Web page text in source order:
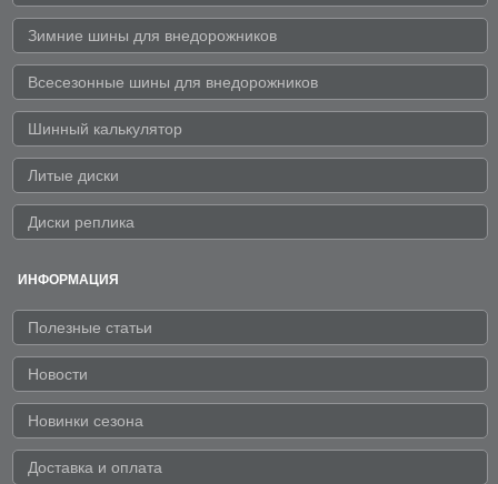
Зимние шины для внедорожников
Всесезонные шины для внедорожников
Шинный калькулятор
Литые диски
Диски реплика
ИНФОРМАЦИЯ
Полезные статьи
Новости
Новинки сезона
Доставка и оплата